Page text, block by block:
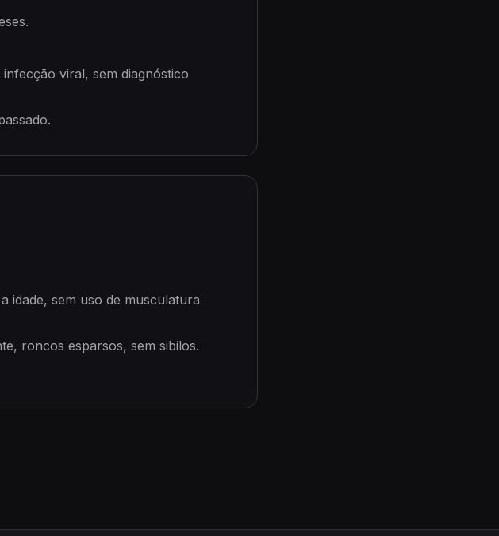
viral, sem diagnóstico
idade, sem uso de musculatura
roncos esparsos, sem sibilos.